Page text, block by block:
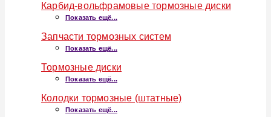
Карбид-вольфрамовые тормозные диски
Показать ещё...
Запчасти тормозных систем
Показать ещё...
Тормозные диски
Показать ещё...
Колодки тормозные (штатные)
Показать ещё...